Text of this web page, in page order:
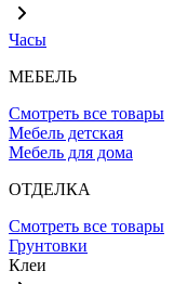
Часы
МЕБЕЛЬ
Смотреть все товары
Мебель детская
Мебель для дома
ОТДЕЛКА
Смотреть все товары
Грунтовки
Клеи